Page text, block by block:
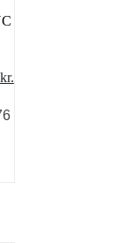
kr..
kr.